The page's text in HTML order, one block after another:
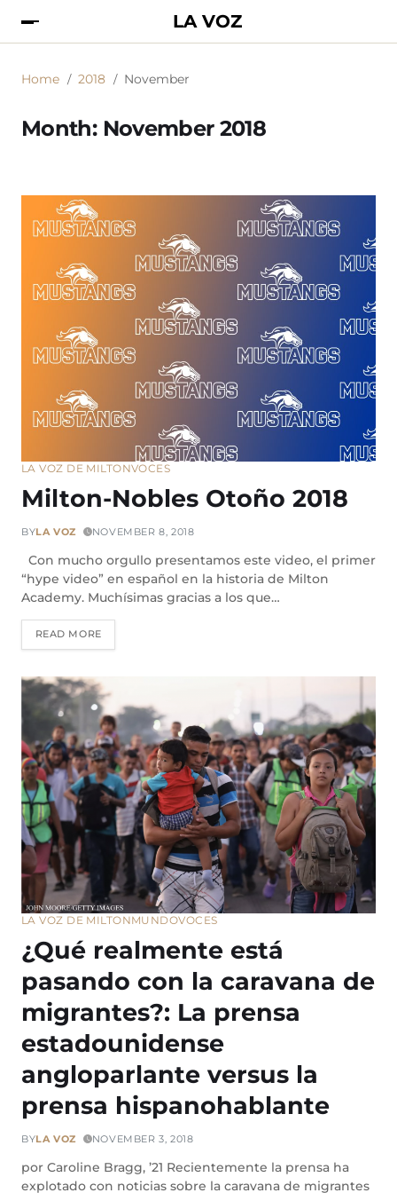
LA VOZ
Home 2018 November
Month: November 2018
LA VOZ DE MILTONVOCES
Milton-Nobles Otoño 2018
BYLA VOZ NOVEMBER 8, 2018
Con mucho orgullo presentamos este video, el primer
“hype video” en español en la historia de Milton
Academy. Muchísimas gracias a los que…
READ MORE
LA VOZ DE MILTONMUNDOVOCES
¿Qué realmente está
pasando con la caravana de
migrantes?: La prensa
estadounidense
angloparlante versus la
prensa hispanohablante
BYLA VOZ NOVEMBER 3, 2018
por Caroline Bragg, ’21 Recientemente la prensa ha
explotado con noticias sobre la caravana de migrantes